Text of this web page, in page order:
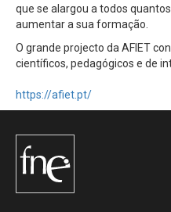
que se alargou a todos
aumentar a sua formação.
O grande projecto da AFIET
científicos, pedagógicos e de
https://afiet.pt/